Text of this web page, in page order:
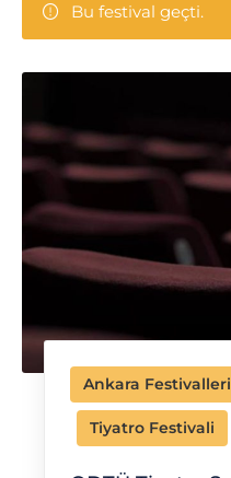
Bu festival geçti.
Ankara Festivalleri
Tiyatro Festivali